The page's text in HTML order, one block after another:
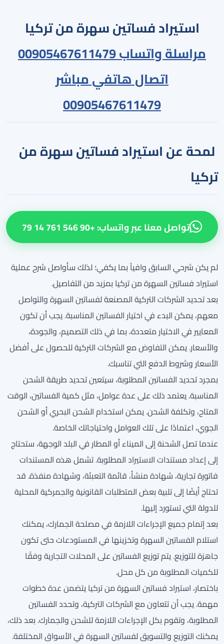
استيراد فساتين سهرة من تركيا
مراسلة واتساب 00905467611479
اتصال هاتفي مباشر
00905467611479
لمحة عن استيراد فساتين سهرة من
تركيا
تواصل معنا عبر واتساب: +90 546 761 14 79
لم يكن شرحي السابق وافياً بما يكفي؛ لذلك سأواصل شرح عملية
استيراد فساتين السهرة من تركيا بمزيد من التفاصيل.
بعد تحديد الشركات التركية المصنعة لفساتين السهرة والتواصل
معهم، يمكن البدء في اختيار الفساتين المناسبة. يجب أن تكون
المعايير في الاختيار متعددة، بما في ذلك التصميم، والجودة،
والأسعار. يمكن التفاوض مع الشركات التركية للحصول على أفضل
الأسعار وشروط الدفع التي تناسبك.
بمجرد تحديد الفساتين المطلوبة، سيتعين تحديد طريقة الشحن
المناسبة. يعتمد ذلك على عدة عوامل، مثل كمية الفساتين، الوقت
المتاح، وتكلفة الشحن. يمكن استخدام الشحن البحري أو الشحن
الجوي، اعتمادًا على تلك العوامل واحتياجاتك الخاصة.
عندما تصل الشحنة إلى الميناء أو المطار في البلد الوجهة، ستحتاج
إلى إعداد مستندات الاستيراد المطلوبة. تشمل هذه المستندات
فاتورة تجارية، شهادة منشأ، قائمة التعبئة، وشهادة منفذة. قد
تحتاج أيضًا إلى تلبية بعض المتطلبات القانونية والجمركية المحلية
للدولة التي تستورد إليها.
بعد إتمام جميع الإجراءات اللازمة في مصلحة الجمارك، يمكنك
استلام الفساتين السهرة وتخزينها في المستودعات حتى تكون
جاهزة للتوزيع. يتم توزيع الفساتين على المحلات التجارية وفقًا
للكميات المطلوبة من كل محل.
باختصار، استيراد فساتين السهرة من تركيا يتضمن عدة خطوات
مهمة. يجب أن تتعاون مع الشركات التركية، وتحدد الفساتين
المطلوبة، وتقوم بكل الإجراءات اللازمة للشحن والجمارك. بعد ذلك،
يمكنك التوزيع والتسويق لفساتين السهرة في الأسواق المختلفة.